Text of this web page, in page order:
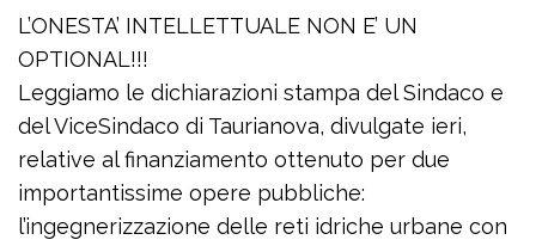
L’ONESTA’ INTELLETTUALE NON E’ UN
OPTIONAL!!!
Leggiamo le dichiarazioni stampa del Sindaco e
del ViceSindaco di Taurianova, divulgate ieri,
relative al finanziamento ottenuto per due
importantissime opere pubbliche:
l’ingegnerizzazione delle reti idriche urbane con